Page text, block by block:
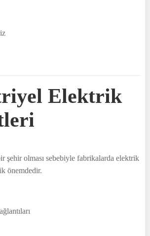
Elektrik
şehir olması sebebiyle fabrikalarda elektrik
önemdedir.